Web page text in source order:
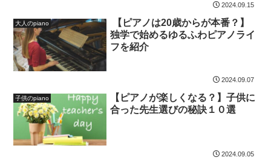
2024.09.15
大人のpiano
【ピアノは20歳からが本番？】
独学で始めるゆるふわピアノライ
フを紹介
2024.09.07
子供のpiano
【ピアノが楽しくなる？】子供に
合った先生選びの秘訣１０選
2024.09.05